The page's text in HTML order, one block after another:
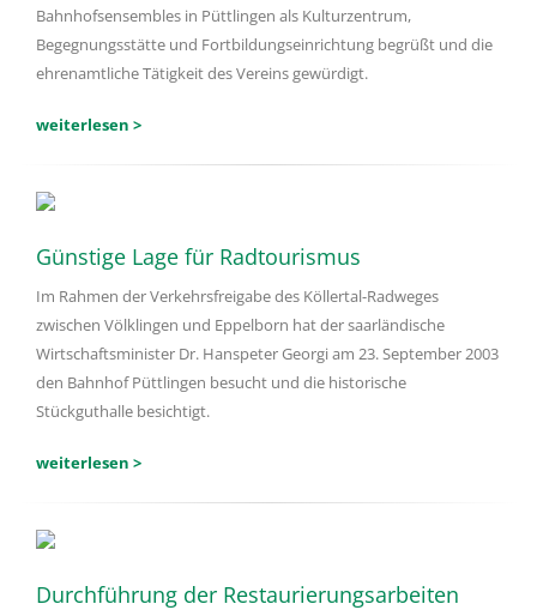
Bahnhofsensembles in Püttlingen als Kulturzentrum,
Begegnungsstätte und Fortbildungseinrichtung begrüßt und die
ehrenamtliche Tätigkeit des Vereins gewürdigt.
weiterlesen >
Günstige Lage für Radtourismus
Im Rahmen der Verkehrsfreigabe des Köllertal-Radweges
zwischen Völklingen und Eppelborn hat der saarländische
Wirtschaftsminister Dr. Hanspeter Georgi am 23. September 2003
den Bahnhof Püttlingen besucht und die historische
Stückguthalle besichtigt.
weiterlesen >
Durchführung der Restaurierungsarbeiten